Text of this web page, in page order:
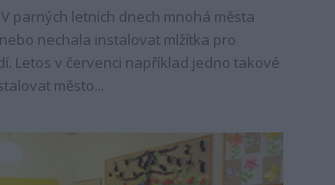
V parných letních dnech mnohá města
nechala instalovat mlžítka pro
Letos v červenci například jedno takové
město...